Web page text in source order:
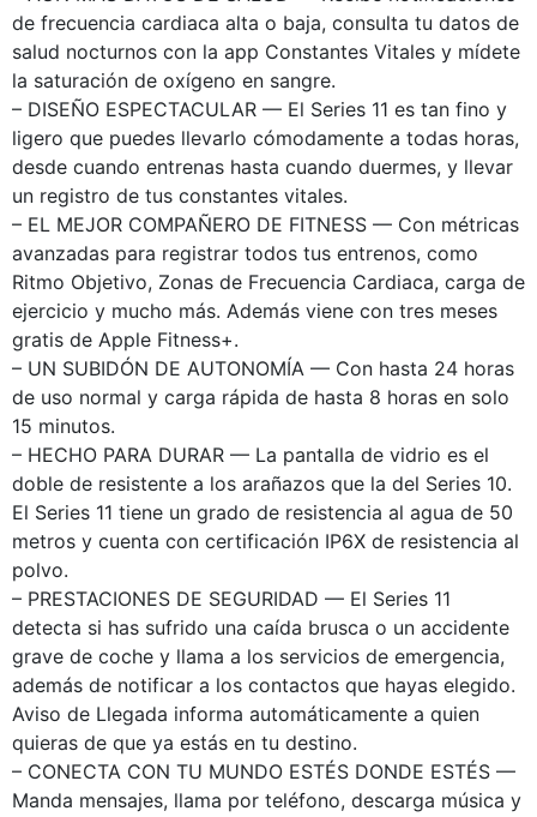
de frecuencia cardiaca alta o baja, consulta tu datos de
salud nocturnos con la app Constantes Vitales y mídete
la saturación de oxígeno en sangre.
– DISEÑO ESPECTACULAR — El Series 11 es tan fino y
ligero que puedes llevarlo cómodamente a todas horas,
desde cuando entrenas hasta cuando duermes, y llevar
un registro de tus constantes vitales.
– EL MEJOR COMPAÑERO DE FITNESS — Con métricas
avanzadas para registrar todos tus entrenos, como
Ritmo Objetivo, Zonas de Frecuencia Cardiaca, carga de
ejercicio y mucho más. Además viene con tres meses
gratis de Apple Fitness+.
– UN SUBIDÓN DE AUTONOMÍA — Con hasta 24 horas
de uso normal y carga rápida de hasta 8 horas en solo
15 minutos.
– HECHO PARA DURAR — La pantalla de vidrio es el
doble de resistente a los arañazos que la del Series 10.
El Series 11 tiene un grado de resistencia al agua de 50
metros y cuenta con certificación IP6X de resistencia al
polvo.
– PRESTACIONES DE SEGURIDAD — El Series 11
detecta si has sufrido una caída brusca o un accidente
grave de coche y llama a los servicios de emergencia,
además de notificar a los contactos que hayas elegido.
Aviso de Llegada informa automáticamente a quien
quieras de que ya estás en tu destino.
– CONECTA CON TU MUNDO ESTÉS DONDE ESTÉS —
Manda mensajes, llama por teléfono, descarga música y